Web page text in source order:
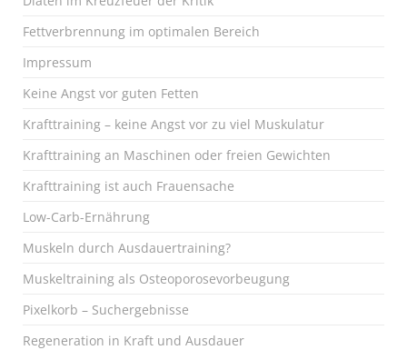
Fettverbrennung im optimalen Bereich
Impressum
Keine Angst vor guten Fetten
Krafttraining – keine Angst vor zu viel Muskulatur
Krafttraining an Maschinen oder freien Gewichten
Krafttraining ist auch Frauensache
Low-Carb-Ernährung
Muskeln durch Ausdauertraining?
Muskeltraining als Osteoporosevorbeugung
Pixelkorb – Suchergebnisse
Regeneration in Kraft und Ausdauer